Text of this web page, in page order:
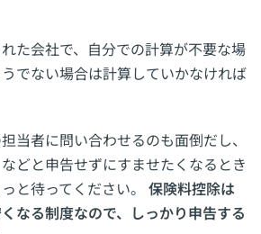
た会社で、自分での計算が不要な場
でない場合は計算していかなければ
当者に問い合わせるのも面倒だし、
などと申告せずにすませたくなるとき
と待ってください。 保険料控除は
なる制度なので、しっかり申告する